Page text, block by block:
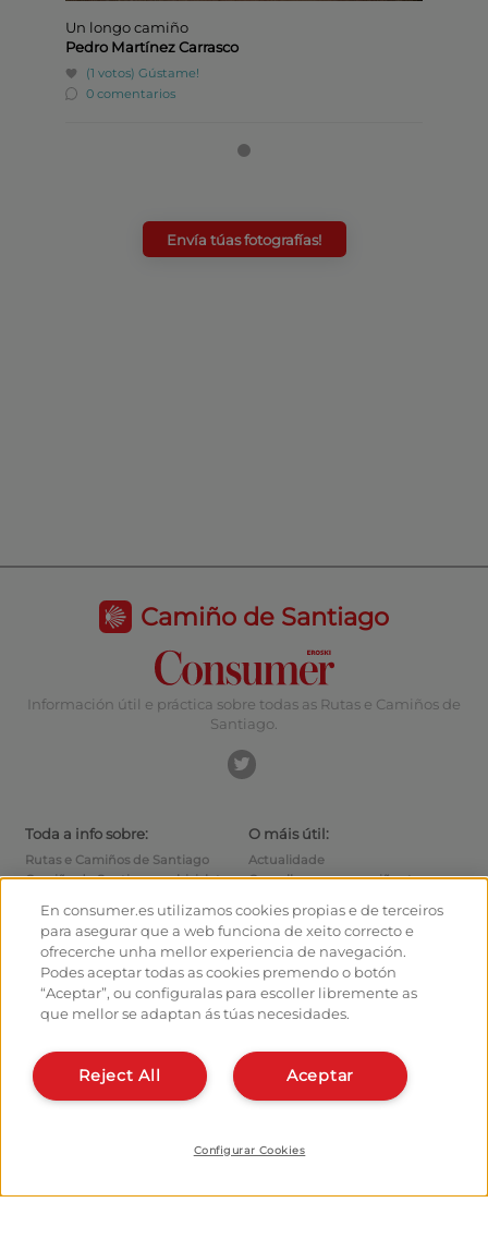
Un longo camiño
Pedro Martínez Carrasco
(1 votos) Gústame!
0 comentarios
Envía túas fotografías!
Camiño de Santiago
Información útil e práctica sobre todas as Rutas e Camiños de
Santiago.
Toda a info sobre:
Rutas e Camiños de Santiago
Camiño de Santiago en bicicleta
Monumentos
Foro
Fotografías do Camiño de
Santiago
O máis útil:
Actualidade
Consellos para o camiñante
Como saír de Santiago
Calculadora
Historia
Hostaleiros:
Dá de alta o teu Albergue
Coñécenos:
Organiza e planifica o teu
Dáte de alta no planificador
Apps do camiño
En consumer.es utilizamos cookies propias e de terceiros
para asegurar que a web funciona de xeito correcto e
ofrecerche unha mellor experiencia de navegación.
Podes aceptar todas as cookies premendo o botón
“Aceptar”, ou configuralas para escoller libremente as
que mellor se adaptan ás túas necesidades.
Aceptar
Reject All
Configurar Cookies